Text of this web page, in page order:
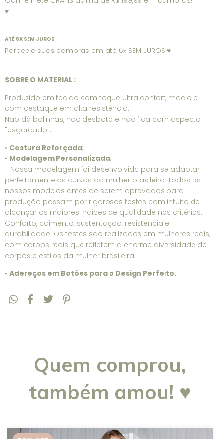
♥
ATÉ 6X SEM JUROS
Parecele suas compras em até 6x SEM JUROS ♥
SOBRE O MATERIAL :
Produzido em tecido com toque ultra confort, macio e
com destaque em alta resistência.
Não dá bolinhas, não desbota e não fica com aspecto
"esgarçado".
• Costura Reforçada;
• Modelagem Personalizada;
- Nossa modelagem foi desenvolvida para se adaptar
perfeitamente as curvas da mulher brasileira. Todos os
nossos modelos antes de serem aprovados para
produção passam por rigorosos testes com intuito de
alcançar os maiores indices de qualidade nos critérios:
Conforto, caimento, sustentação, resistencia e
durabilidade. Os testes são realizados em mulheres reais,
com corpos reais que refletem a enorme diversidade de
corpos e estilos da mulher brasileira.
• Adereços em Botões para o Design Perfeito.
Quem comprou,
também amou! ♥